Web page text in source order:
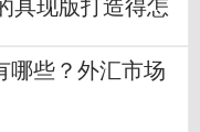
具现版打造得怎
哪些？外汇市场